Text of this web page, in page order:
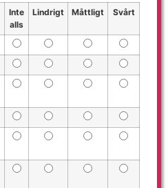
Inte
alls
Lindrigt Måttligt Svårt